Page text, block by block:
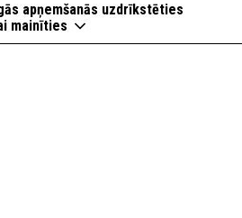
apņemšanās uzdrīkstēties
mainīties